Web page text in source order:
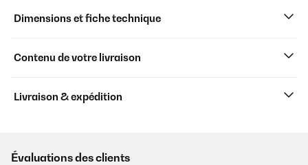
Dimensions et fiche technique
Contenu de votre livraison
Livraison & expédition
Évaluations des clients